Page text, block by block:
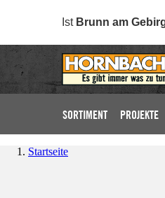
Ist Brunn am
SORTIMENT PROJEKTE
Startseite